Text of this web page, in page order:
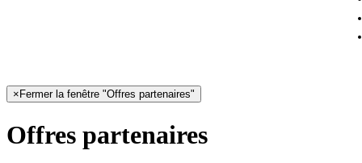
× Fermer la fenêtre "Offres partenaires"
Offres partenaires